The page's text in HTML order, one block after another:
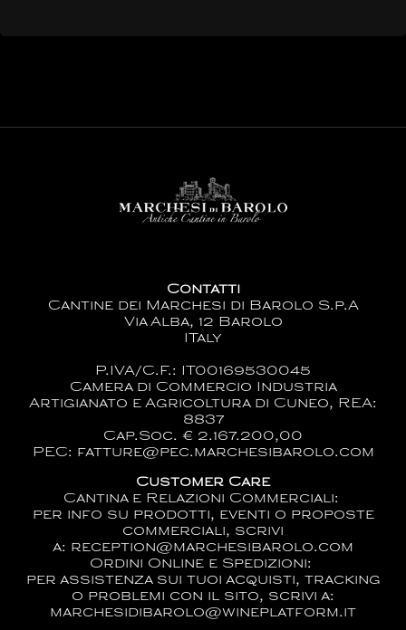
Contatti
Cantine dei Marchesi di Barolo S.p.A
Via Alba, 12 Barolo
ITaly
P.IVA/C.F.: IT00169530045
Camera di Commercio Industria
Artigianato e Agricoltura di Cuneo, REA:
8837
Cap.Soc. € 2.167.200,00
PEC: fatture@pec.marchesibarolo.com
Customer Care
Cantina e Relazioni Commerciali:
per info su prodotti, eventi o proposte
commerciali, scrivi
a: reception@marchesibarolo.com
Ordini Online e Spedizioni:
per assistenza sui tuoi acquisti, tracking
o problemi con il sito, scrivi a:
marchesidibarolo@wineplatform.it